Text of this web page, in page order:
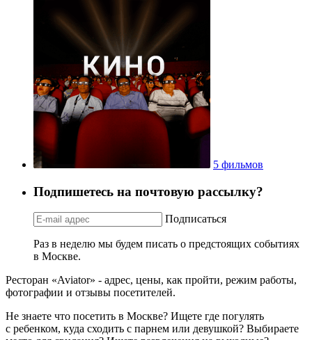
5 фильмов
Подпишетесь на почтовую рассылку?
Подписаться
Раз в неделю мы будем писать о предстоящих событиях
в Москве.
Ресторан «Aviator» - адрес, цены, как пройти, режим работы,
фотографии и отзывы посетителей.
Не знаете что посетить в Москве? Ищете где погулять
с ребенком, куда сходить с парнем или девушкой? Выбираете